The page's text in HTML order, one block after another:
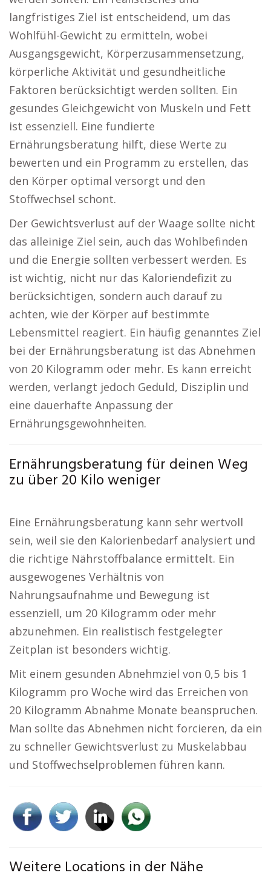
langfristiges Ziel ist entscheidend, um das
Wohlfühl-Gewicht zu ermitteln, wobei
Ausgangsgewicht, Körperzusammensetzung,
körperliche Aktivität und gesundheitliche
Faktoren berücksichtigt werden sollten. Ein
gesundes Gleichgewicht von Muskeln und Fett
ist essenziell. Eine fundierte
Ernährungsberatung hilft, diese Werte zu
bewerten und ein Programm zu erstellen, das
den Körper optimal versorgt und den
Stoffwechsel schont.
Der Gewichtsverlust auf der Waage sollte nicht
das alleinige Ziel sein, auch das Wohlbefinden
und die Energie sollten verbessert werden. Es
ist wichtig, nicht nur das Kaloriendefizit zu
berücksichtigen, sondern auch darauf zu
achten, wie der Körper auf bestimmte
Lebensmittel reagiert. Ein häufig genanntes Ziel
bei der Ernährungsberatung ist das Abnehmen
von 20 Kilogramm oder mehr. Es kann erreicht
werden, verlangt jedoch Geduld, Disziplin und
eine dauerhafte Anpassung der
Ernährungsgewohnheiten.
Ernährungsberatung für deinen Weg
zu über 20 Kilo weniger
Eine Ernährungsberatung kann sehr wertvoll
sein, weil sie den Kalorienbedarf analysiert und
die richtige Nährstoffbalance ermittelt. Ein
ausgewogenes Verhältnis von
Nahrungsaufnahme und Bewegung ist
essenziell, um 20 Kilogramm oder mehr
abzunehmen. Ein realistisch festgelegter
Zeitplan ist besonders wichtig.
Mit einem gesunden Abnehmziel von 0,5 bis 1
Kilogramm pro Woche wird das Erreichen von
20 Kilogramm Abnahme Monate beanspruchen.
Man sollte das Abnehmen nicht forcieren, da ein
zu schneller Gewichtsverlust zu Muskelabbau
und Stoffwechselproblemen führen kann.
Weitere Locations in der Nähe